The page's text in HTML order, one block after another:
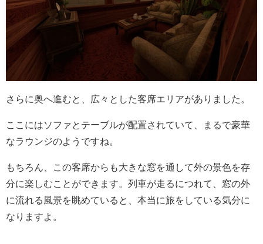
さらに奥へ進むと、広々とした客席エリアがありました。
ここにはソファとテーブルが配置されていて、まるで豪華
なラウンジのようですね。
もちろん、この客席からも大きな窓を通して外の景色を存
分に楽しむことができます。列車が走るにつれて、窓の外
に流れる風景を眺めていると、本当に旅をしている気分に
なりますよ。